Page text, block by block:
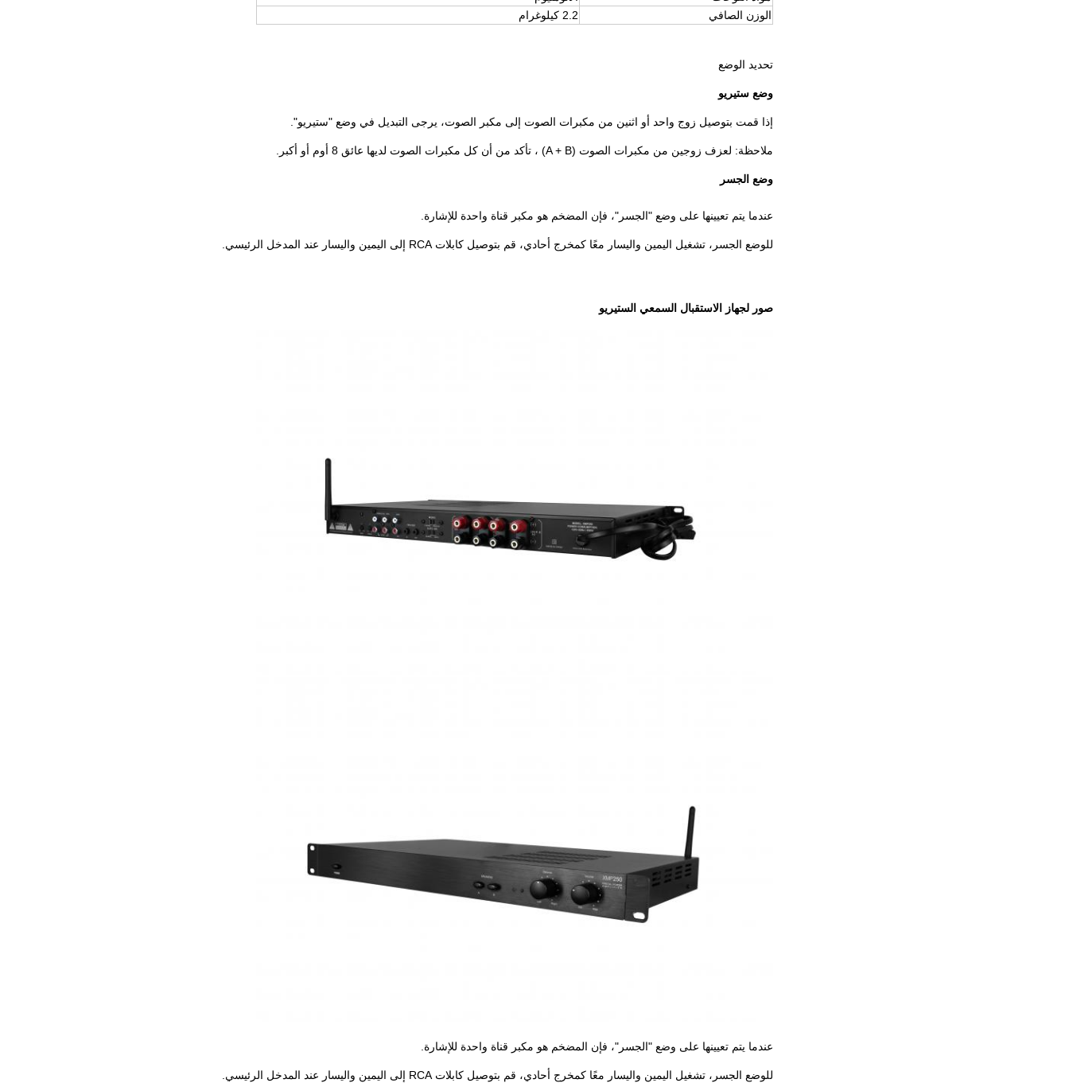
الوزن الصافي
2.2 كيلوغرام
تحديد الوضع
وضع ستيريو
إذا قمت بتوصيل زوج واحد أو اثنين من مكبرات الصوت إلى مكبر الصوت، يرجى التبديل في وضع "ستيريو".
ملاحظة: لعزف زوجين من مكبرات الصوت (A + B) ، تأكد من أن كل مكبرات الصوت لديها عائق 8 أوم أو أكبر.
وضع الجسر
عندما يتم تعيينها على وضع "الجسر"، فإن المضخم هو مكبر قناة واحدة للإشارة.
للوضع الجسر، تشغيل اليمين واليسار معًا كمخرج أحادي، قم بتوصيل كابلات RCA إلى اليمين واليسار عند المدخل الرئيسي.
صور لجهاز الاستقبال السمعي الستيريو